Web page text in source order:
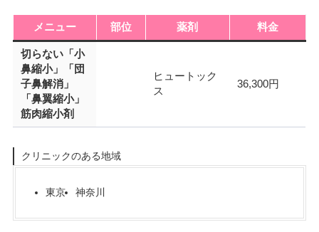
メニュー 部位 薬剤 料金
切らない「小
鼻縮小」「団
子鼻解消」
「鼻翼縮小」
筋肉縮小剤
ヒュートック
ス
36,300円
クリニックのある地域
東京 神奈川